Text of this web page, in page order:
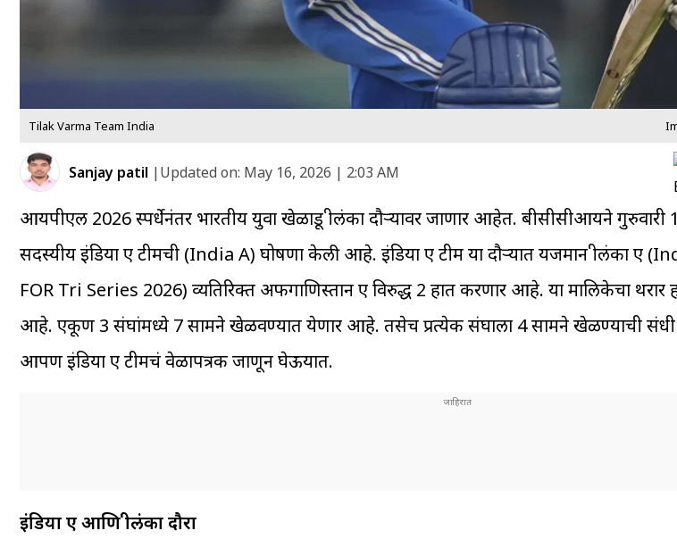
Tilak Varma Team India
Sanjay patil |Updated on: May 16, 2026 | 2:03 AM
आयपीएल 2026 स्पर्धेनंतर भारतीय युवा खेळाडू श्रीलंका दौऱ्यावर जाणार आहेत. बीसीसीआयने गुरुवारी 14
सदस्यीय इंडिया ए टीमची (India A) घोषणा केली आहे. इंडिया ए टीम या दौऱ्यात यजमान श्रीलंका
FOR Tri Series 2026) व्यतिरिक्त अफगाणिस्तान ए विरुद्ध 2 हात करणार आहे. या मालिकेचा थरार
आहे. एकूण 3 संघांमध्ये 7 सामने खेळवण्यात येणार आहे. तसेच प्रत्येक संघाला 4 सामने खेळण्याची संधी
आपण इंडिया ए टीमचं वेळापत्रक जाणून घेऊयात.
इंडिया ए आणि श्रीलंका दौरा